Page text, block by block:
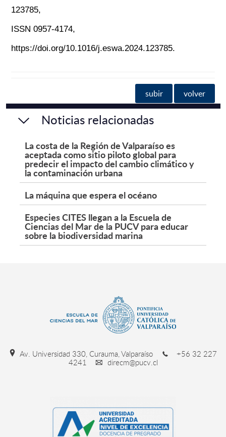
123785,
ISSN 0957-4174,
https://doi.org/10.1016/j.eswa.2024.123785.
subir volver
Noticias relacionadas
La costa de la Región de Valparaíso es
aceptada como sitio piloto global para
predecir el impacto del cambio climático y
la contaminación urbana
La máquina que espera el océano
Especies CITES llegan a la Escuela de
Ciencias del Mar de la PUCV para educar
sobre la biodiversidad marina
Av. Universidad 330, Curauma, Valparaíso
+56 32 227
4241
direcm@pucv.cl